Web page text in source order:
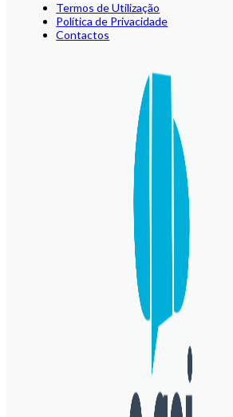
Termos de Utilização
Política de Privacidade
Contactos